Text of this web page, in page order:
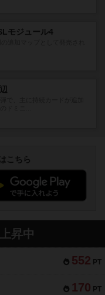
モジュール4
こちら
昇中
552 PT
170 PT